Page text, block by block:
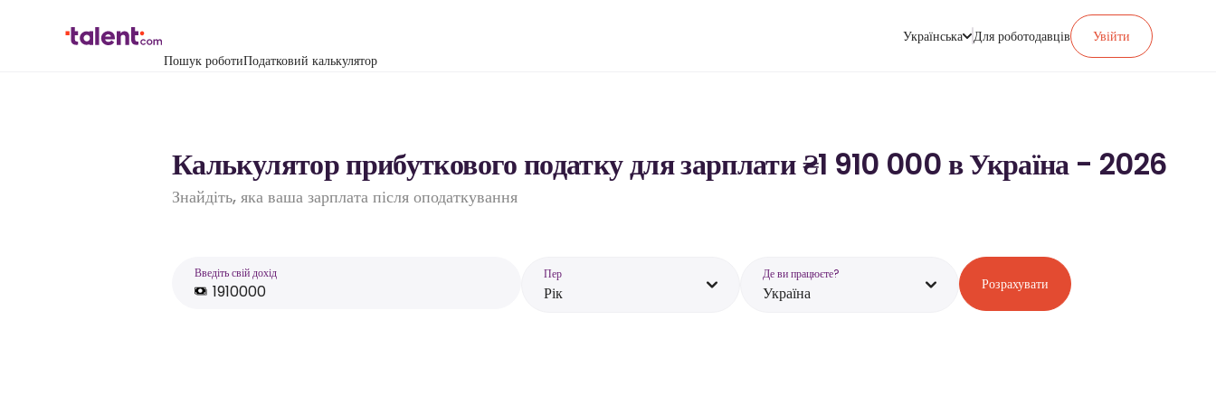
Пошук роботиПодатковий калькулятор
Українська Для роботодавців Увійти
Калькулятор прибуткового податку для зарплати ₴1 910 000 в Україна - 2026
Знайдіть, яка ваша зарплата після оподаткування
Введіть свій дохід Пер
Рік
Де ви працюєте?
Україна Розрахувати